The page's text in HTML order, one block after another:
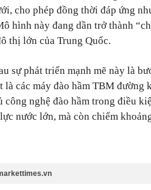
cho phép đồng thời đáp ứng
hình này đang dần trở thành
thị lớn của Trung Quốc.
sự phát triển mạnh mẽ này là
là các máy đào hầm TBM
công nghệ đào hầm trong điều
nước lớn, mà còn chiếm